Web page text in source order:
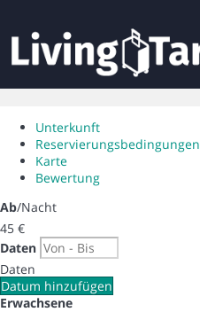
Unterkunft
Reservierungsbedingungen
Karte
Bewertung
Ab/Nacht
45 €
Daten
Daten
Datum hinzufügen
Erwachsene